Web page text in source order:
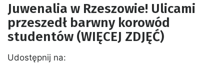
Juwenalia w Rzeszowie! Ulicami
przeszedł barwny korowód
studentów (WIĘCEJ ZDJĘĆ)
Udostępnij na: